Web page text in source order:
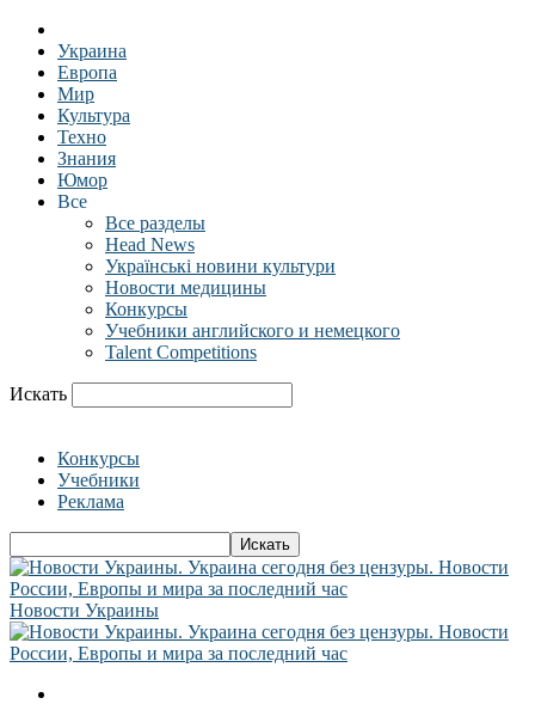
Украина
Европа
Мир
Культура
Техно
Знания
Юмор
Все
Все разделы
Head News
Українські новини культури
Новости медицины
Конкурсы
Учебники английского и немецкого
Talent Competitions
Искать
Конкурсы
Учебники
Реклама
Новости Украины